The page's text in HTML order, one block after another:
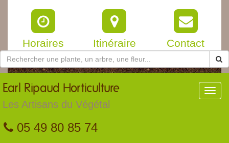
Horaires Itinéraire Contact
Earl Ripaud Horticulture
Les Artisans du Végétal
05 49 80 85 74